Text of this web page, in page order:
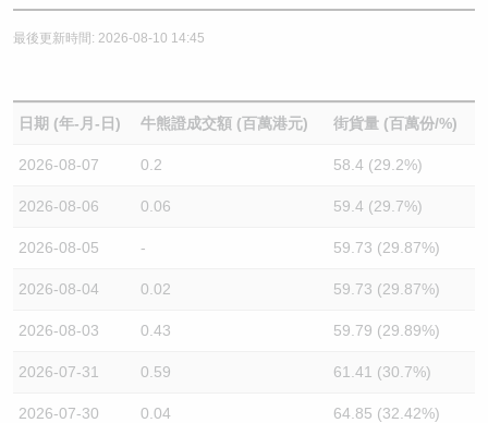
最後更新時間: 2026-08-10 14:45
日期 (年-月-日) 牛熊證成交額 (百萬港元) 街貨量 (百萬份/%)
2026-08-07 0.2 58.4 (29.2%)
2026-08-06 0.06 59.4 (29.7%)
2026-08-05 - 59.73 (29.87%)
2026-08-04 0.02 59.73 (29.87%)
2026-08-03 0.43 59.79 (29.89%)
2026-07-31 0.59 61.41 (30.7%)
2026-07-30 0.04 64.85 (32.42%)